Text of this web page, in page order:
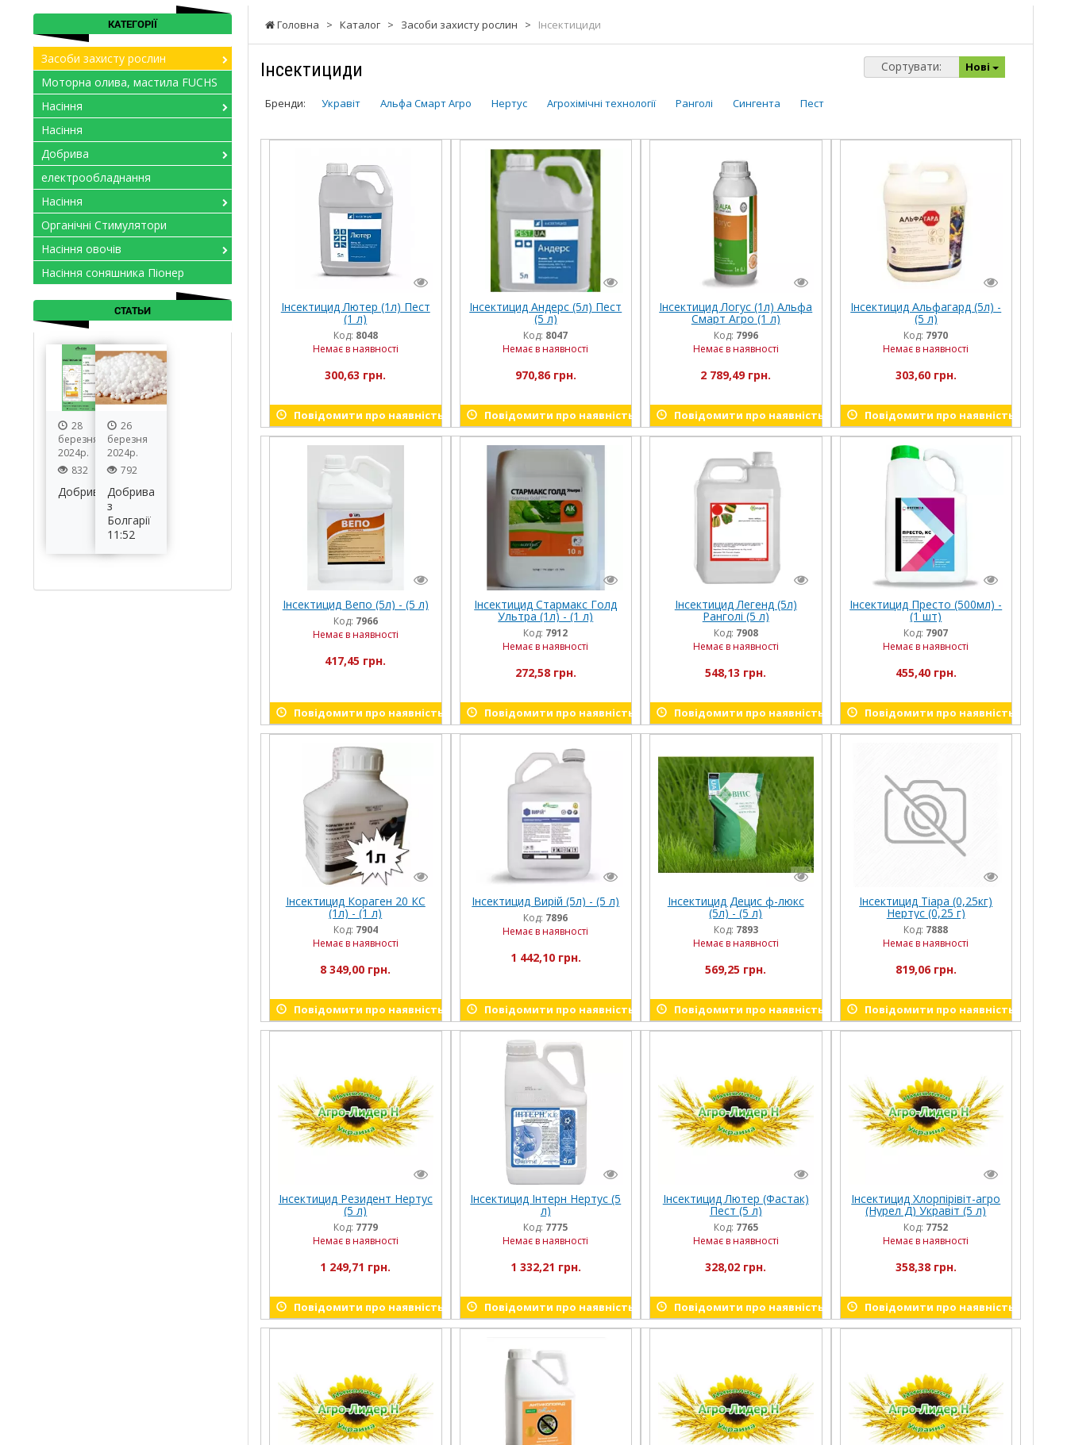
Головна > Каталог > Засоби захисту рослин > Інсектициди
Інсектициди Сортувати: Нові
Бренди: Укравіт Альфа Смарт Агро Нертус Агрохімічні технології Ранголі Сингента Пест
Інсектицид Лютер (1л) Пест
(1 л)
Код: 8048
Немає в наявності
300,63 грн.
Повідомити про наявність
Інсектицид Андерс (5л) Пест
(5 л)
Код: 8047
Немає в наявності
970,86 грн.
Повідомити про наявність
Інсектицид Логус (1л) Альфа
Смарт Агро (1 л)
Код: 7996
Немає в наявності
2 789,49 грн.
Повідомити про наявність
Інсектицид Альфагард (5л) -
(5 л)
Код: 7970
Немає в наявності
303,60 грн.
Повідомити про наявність
Інсектицид Вепо (5л) - (5 л)
Код: 7966
Немає в наявності
417,45 грн.
Повідомити про наявність
Інсектицид Стармакс Голд
Ультра (1л) - (1 л)
Код: 7912
Немає в наявності
272,58 грн.
Повідомити про наявність
Інсектицид Легенд (5л)
Ранголі (5 л)
Код: 7908
Немає в наявності
548,13 грн.
Повідомити про наявність
Інсектицид Престо (500мл) -
(1 шт)
Код: 7907
Немає в наявності
455,40 грн.
Повідомити про наявність
Інсектицид Кораген 20 КС
(1л) - (1 л)
Код: 7904
Немає в наявності
8 349,00 грн.
Повідомити про наявність
Інсектицид Вирій (5л) - (5 л)
Код: 7896
Немає в наявності
1 442,10 грн.
Повідомити про наявність
Інсектицид Децис ф-люкс
(5л) - (5 л)
Код: 7893
Немає в наявності
569,25 грн.
Повідомити про наявність
Інсектицид Тіара (0,25кг)
Нертус (0,25 г)
Код: 7888
Немає в наявності
819,06 грн.
Повідомити про наявність
Інсектицид Резидент Нертус
(5 л)
Код: 7779
Немає в наявності
1 249,71 грн.
Повідомити про наявність
Інсектицид Інтерн Нертус (5
л)
Код: 7775
Немає в наявності
1 332,21 грн.
Повідомити про наявність
Інсектицид Лютер (Фастак)
Пест (5 л)
Код: 7765
Немає в наявності
328,02 грн.
Повідомити про наявність
Інсектицид Хлорпірівіт-агро
(Нурел Д) Укравіт (5 л)
Код: 7752
Немає в наявності
358,38 грн.
Повідомити про наявність
КАТЕГОРІЇ
Засоби захисту рослин
Моторна олива, мастила FUCHS
Насіння
Насіння
Добрива
електрообладнання
Насіння
Органічні Стимулятори
Насіння овочів
Насіння соняшника Піонер
СТАТЬИ
28
березня
2024р.
832
Добрива
26
березня
2024р.
792
Добрива
з
Болгарії
11:52